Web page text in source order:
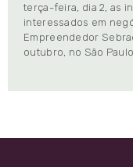
terça-feira, dia 2, as
interessados em
Empreendedor
outubro, no São